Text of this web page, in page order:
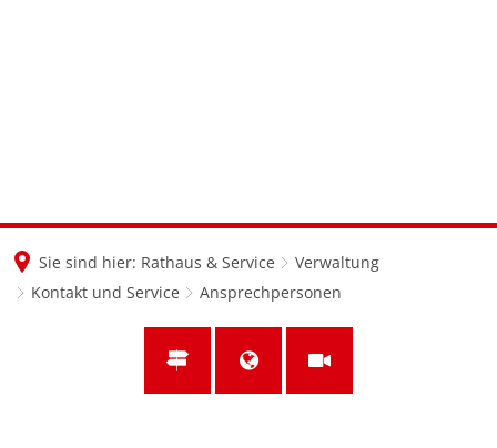
Sie sind hier: Rathaus & Service
Verwaltung
Kontakt und Service
Ansprechpersonen